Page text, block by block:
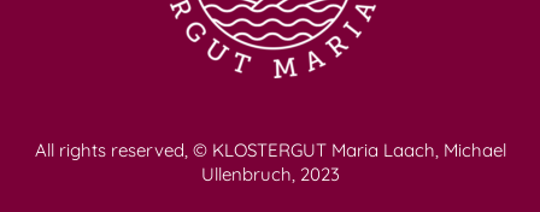
All rights reserved, © KLOSTERGUT Maria Laach, Michael
Ullenbruch, 2023